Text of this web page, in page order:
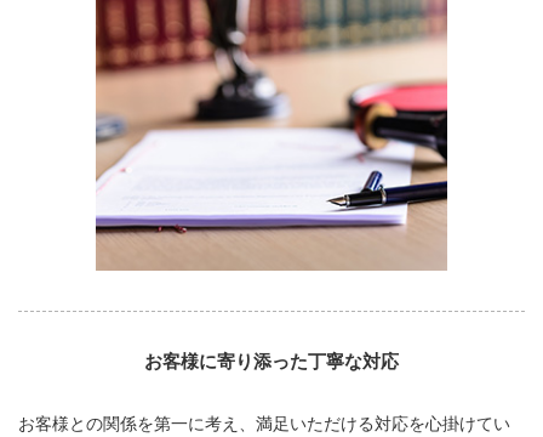
お客様に寄り添った丁寧な対応
お客様との関係を第一に考え、満足いただける対応を心掛けてい